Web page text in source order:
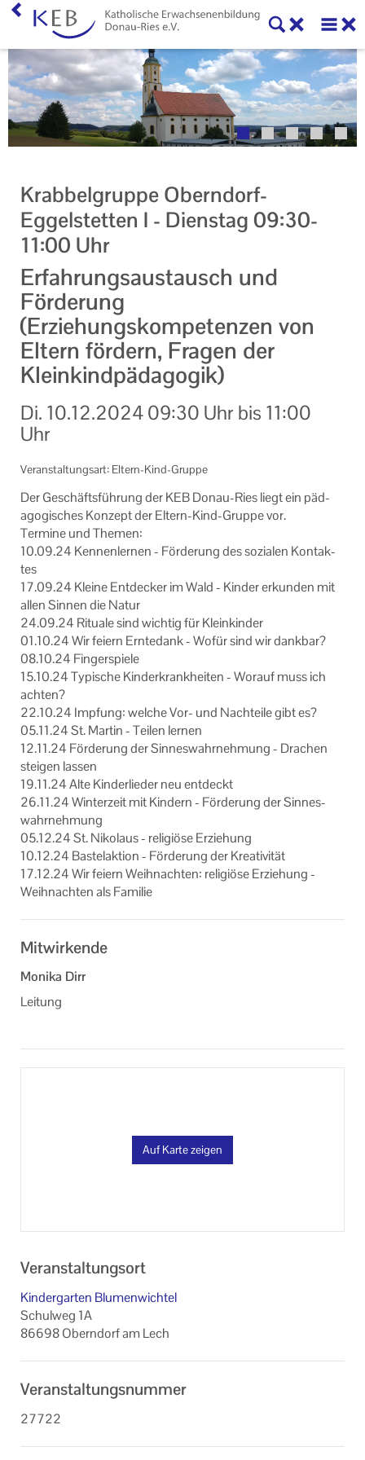
Krabbelgruppe Oberndorf-
Eggelstetten I - Dienstag 09:30-
11:00 Uhr
Erfahrungsaustausch und
Förderung
(Erziehungskompetenzen von
Eltern fördern, Fragen der
Kleinkindpädagogik)
Di. 10.12.202409:30 Uhr bis 11:00
Uhr
Veranstaltungsart: Eltern-Kind-Gruppe
Der Ge­schäfts­füh­rung der KEB Donau-​Ries liegt ein päd­
ago­gi­sches Kon­zept der Eltern-​Kind-Gruppe vor.
Ter­mi­ne und The­men:
10.09.24 Ken­nen­ler­nen - För­de­rung des so­zia­len Kon­tak­
tes
17.09.24 Klei­ne Ent­de­cker im Wald - Kin­der er­kun­den mit
allen Sin­nen die Natur
24.09.24 Ri­tua­le sind wich­tig für Klein­kin­der
01.10.24 Wir fei­ern Ern­te­dank - Wofür sind wir dank­bar?
08.10.24 Fin­ger­spie­le
15.10.24 Ty­pi­sche Kin­der­krank­hei­ten - Wor­auf muss ich
ach­ten?
22.10.24 Imp­fung: wel­che Vor- und Nach­tei­le gibt es?
05.11.24 St. Mar­tin - Tei­len ler­nen
12.11.24 För­de­rung der Sin­nes­wahr­neh­mung - Dra­chen
stei­gen las­sen
19.11.24 Alte Kin­der­lie­der neu ent­deckt
26.11.24 Win­ter­zeit mit Kin­dern - För­de­rung der Sin­nes­
wahr­neh­mung
05.12.24 St. Ni­ko­laus - re­li­giö­se Er­zie­hung
10.12.24 Bas­tel­ak­ti­on - För­de­rung der Krea­ti­vi­tät
17.12.24 Wir fei­ern Weih­nach­ten: re­li­giö­se Er­zie­hung -
Weih­nach­ten als Fa­mi­lie
Mitwirkende
Monika Dirr
Leitung
Auf Karte zeigen
Veranstaltungsort
Kindergarten Blumenwichtel
Schulweg 1A
86698 Oberndorf am Lech
Veranstaltungsnummer
27722
Home
Willkommen
Veranstaltungen
Zentrale Veranstaltungen
Eltern-Kind-Gruppen
Gymnastikkurse
Alle Veranstaltungen
Ansprechpartner
Informationen
Machen Sie mit!
Datenschutzerklärung